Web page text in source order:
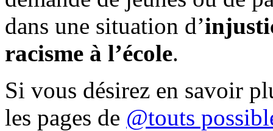
dans une situation d’
racisme à l’école.
Si vous désirez en savoir
les pages de @touts